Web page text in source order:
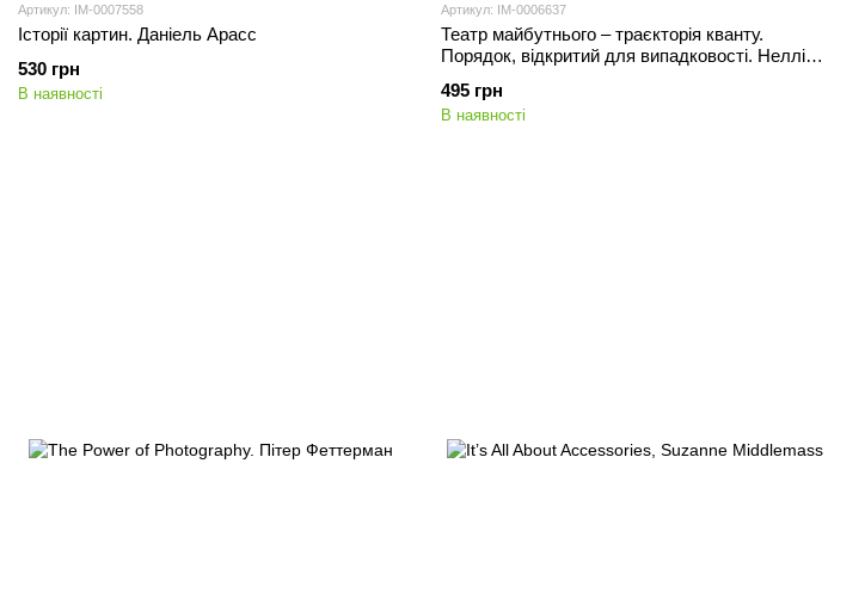
Артикул: IM-0007558
Історії картин. Даніель Арасс
530 грн
В наявності
Артикул: IM-0006637
Театр майбутнього – траєкторія кванту.
Порядок, відкритий для випадковості. Неллі
495 грн
В наявності